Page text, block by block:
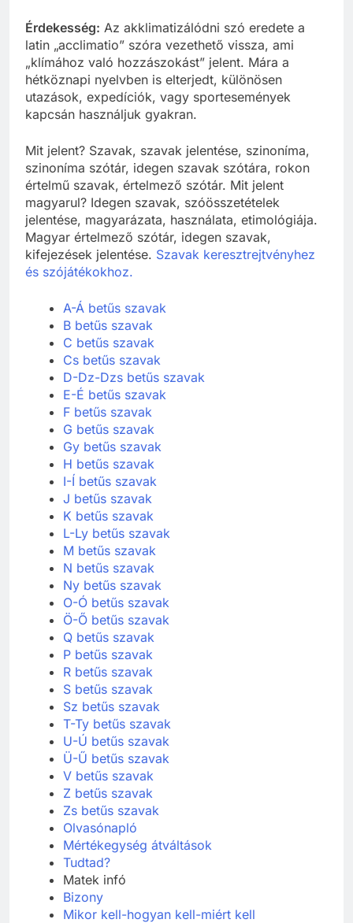
Érdekesség: Az akklimatizálódni szó eredete a
latin „acclimatio” szóra vezethető vissza, ami
„klímához való hozzászokást” jelent. Mára a
hétköznapi nyelvben is elterjedt, különösen
utazások, expedíciók, vagy sportesemények
kapcsán használjuk gyakran.
Mit jelent? Szavak, szavak jelentése, szinoníma,
szinoníma szótár, idegen szavak szótára, rokon
értelmű szavak, értelmező szótár. Mit jelent
magyarul? Idegen szavak, szóösszetételek
jelentése, magyarázata, használata, etimológiája.
Magyar értelmező szótár, idegen szavak,
kifejezések jelentése. Szavak keresztrejtvényhez
és szójátékokhoz.
A-Á betűs szavak
B betűs szavak
C betűs szavak
Cs betűs szavak
D-Dz-Dzs betűs szavak
E-É betűs szavak
F betűs szavak
G betűs szavak
Gy betűs szavak
H betűs szavak
I-Í betűs szavak
J betűs szavak
K betűs szavak
L-Ly betűs szavak
M betűs szavak
N betűs szavak
Ny betűs szavak
O-Ó betűs szavak
Ö-Ő betűs szavak
Q betűs szavak
P betűs szavak
R betűs szavak
S betűs szavak
Sz betűs szavak
T-Ty betűs szavak
U-Ú betűs szavak
Ü-Ű betűs szavak
V betűs szavak
Z betűs szavak
Zs betűs szavak
Olvasónapló
Mértékegység átváltások
Tudtad?
Matek infó
Bizony
Mikor kell-hogyan kell-miért kell